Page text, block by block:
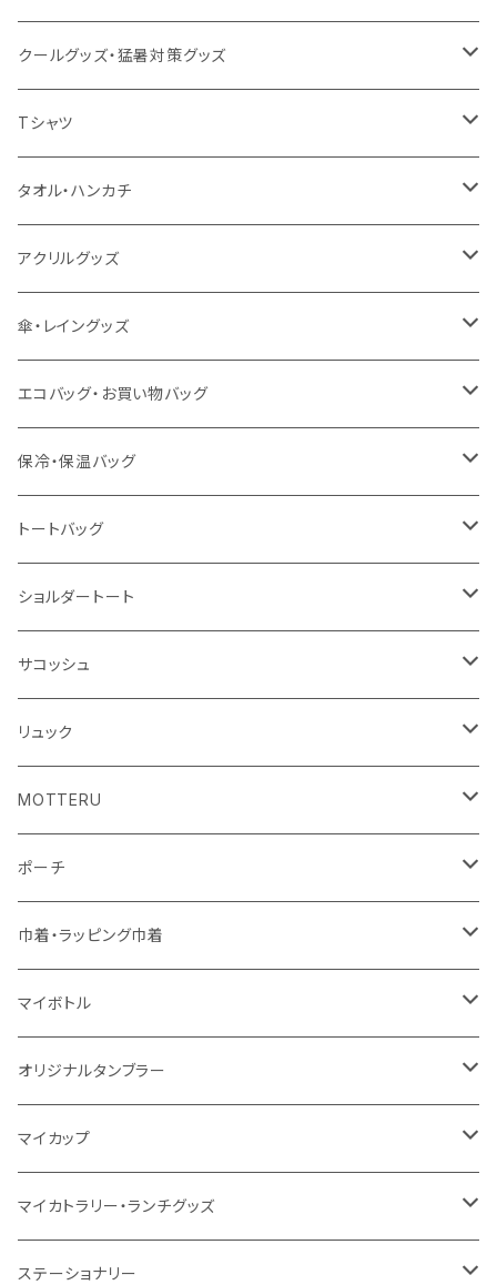
クールグッズ・猛暑対策グッズ
扇風機
うちわ
猛暑グッズ
冷感グッズ
Tシャツ
カスタムプリントTシャツ（国内プリント）
イージーオーダーTシャツ（海外生産）
タオル・ハンカチ
名入れタオル
今治タオル
泉州おくばりタオル
冷感タオル
ハンカチ
アクリルグッズ
キーホルダー
スタンド
バッジ
ライティングスタンド
アクリル雑貨
傘・レイングッズ
傘
ポンチョ
エコバッグ・お買い物バッグ
ポリエステル
フェアトレードコットン
ジュートコットン
キャンパス
不織布
コットン
保冷・保温バッグ
キャンパス
デニム
ポリエステル
不織布
トートバッグ
オーガニックコットン
シーチング
10oz
フェアトレードコットン
コットンリネン
ジュートコットン
再生ファブリック
コットン
5oz
シーチング
キャンパス
8oz
10oz
デニム・デニムライク
ポリエステル
再生不織布
不織布
ショルダートート
オーガニックコットン
コットンリネン
再生ファブリック
5oz
10oz
コットン
シーチング
キャンパス
10oz
12oz
デニム
ポリエステル
不織布
保冷
サコッシュ
オーガニックコットン
フェアトレードコットン
ジュートコットン
再生ファブリック
5oz
コットン
5oz
キャンパス
ポリエステル
不織布
リュック
コットン
5oz
デニム
ポリエステル
不織布
スウェット
MOTTERU
お買い物バッグ
ボトル
タンブラー
ランチグッズ
ハンカチ
傘
ポーチ
オーガニックコットン
フェアトレードコットン
再生ファブリック
キャンパス
デニム・デニムライク
ポリエステル
巾着・ラッピング巾着
コットン
オーガニックコットン
再生ファブリック
フェアトレードコットン
デニム・デニムライク
マイボトル
ステンレスサーモ
ステンレス
アルミ
クリアボトル
オリジナルタンブラー
サーモタンブラー
ステンレス2層タンブラー
プラスチック2層タンブラー
マイカップ
サーモ
ステンレス
マイカトラリー・ランチグッズ
カトラリー
ステーショナリー